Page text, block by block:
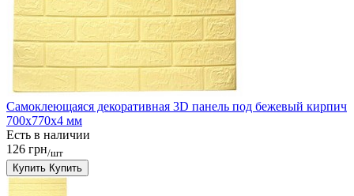
Самоклеющаяся декоративная 3D панель под бежевый кирпич
700x770x4 мм
Есть в наличии
126 грн/шт
Купить Купить